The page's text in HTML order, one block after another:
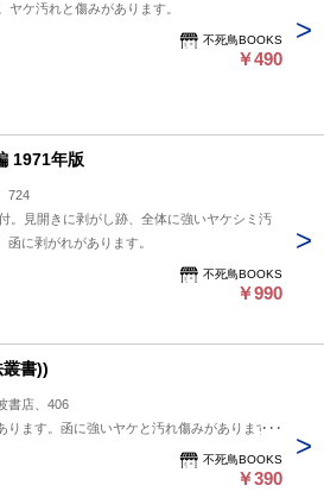
ヤケ汚れと傷みがあります。
不死鳥BOOKS
￥490
1971年版
724
。見開きに剥がし跡、全体に強いヤケシミ汚
函に剥がれがあります。
不死鳥BOOKS
￥990
書))
書店、406
ります。函に強いヤケと汚れ傷みがあります。
不死鳥BOOKS
￥390